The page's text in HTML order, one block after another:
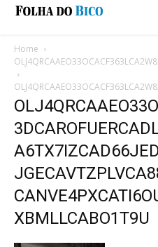
Home
XBMLLCABO1T9U